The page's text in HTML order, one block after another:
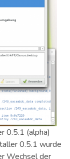
0.5.1 (alpha)
0.5.1 wurde
Wechsel der